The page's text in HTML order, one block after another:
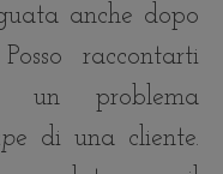
anche dopo
raccontarti
un problema
e di una cliente.